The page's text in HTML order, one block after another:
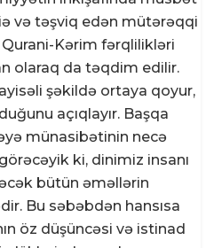
və təşviq edən mütərəqqi
Kərim fərqlilikləri
olaraq da təqdim edilir.
şəkildə ortaya qoyur,
açıqlayır. Başqa
münasibətinin necə
ki, dinimiz insanı
bütün əməllərin
Bu səbəbdən hansısa
öz düşüncəsi və istinad